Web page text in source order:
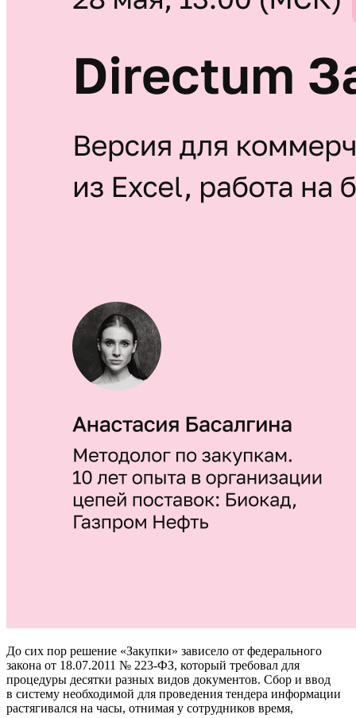
До сих пор решение «Закупки» зависело от федерального
закона от 18.07.2011 № 223-ФЗ, который требовал для
процедуры десятки разных видов документов. Сбор и ввод
в систему необходимой для проведения тендера информации
растягивался на часы, отнимая у сотрудников время,